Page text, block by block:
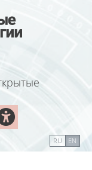
your search query
RU EN